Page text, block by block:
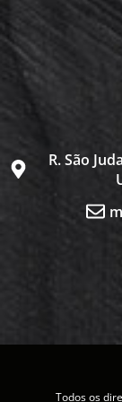
R. São
Todos os